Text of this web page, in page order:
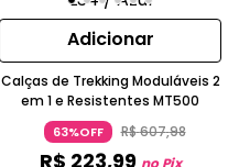
Adicionar
Calças de Trekking Moduláveis 2
em 1 e Resistentes MT500
63%OFF R$607,98
R$ 223,99 no Pix